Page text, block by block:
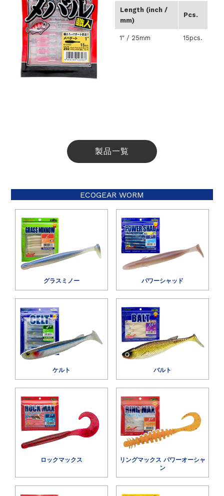
Length (inch /
mm)
Pcs.
1″ / 25mm 15pcs.
製品一覧
ECOGEAR WORM
グラスミノー パワーシャッド
ケルト バルト
ロックマックス
リングマックス パワーオーシャ
ン